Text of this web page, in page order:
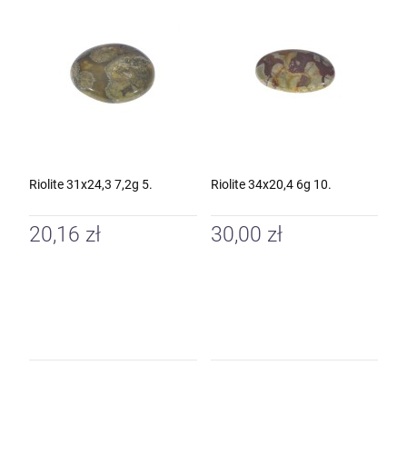
Riolite 31x24,3 7,2g 5.
20,16 zł
Riolite 34x20,4 6g 10.
30,00 zł